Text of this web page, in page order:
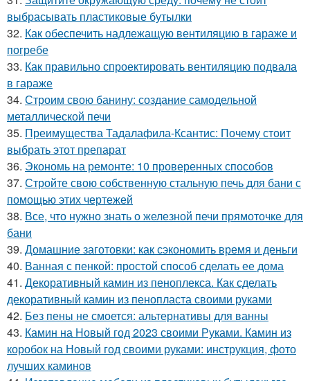
выбрасывать пластиковые бутылки
32. Как обеспечить надлежащую вентиляцию в гараже и
погребе
33. Как правильно спроектировать вентиляцию подвала
в гараже
34. Строим свою банину: создание самодельной
металлической печи
35. Преимущества Тадалафила-Ксантис: Почему стоит
выбрать этот препарат
36. Экономь на ремонте: 10 проверенных способов
37. Стройте свою собственную стальную печь для бани с
помощью этих чертежей
38. Все, что нужно знать о железной печи прямоточке для
бани
39. Домашние заготовки: как сэкономить время и деньги
40. Ванная с пенкой: простой способ сделать ее дома
41. Декоративный камин из пеноплекса. Как сделать
декоративный камин из пенопласта своими руками
42. Без пены не смоется: альтернативы для ванны
43. Камин на Новый год 2023 своими Руками. Камин из
коробок на Новый год своими руками: инструкция, фото
лучших каминов